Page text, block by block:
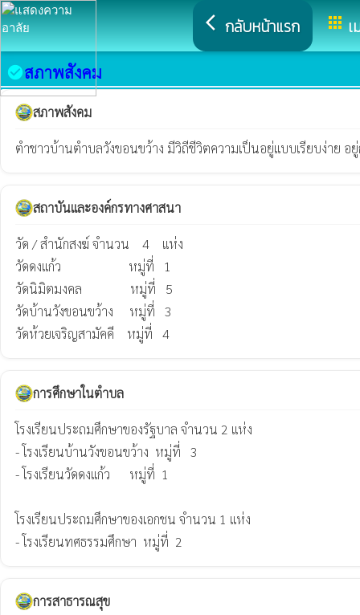
arrow_back_ios กลับหน้าแรก apps
check_circleสภาพสังคม
สภาพสังคม
ตำชาวบ้านตำบลวังขอนขว้าง มีวิถีชีวิตความเป็นอยู่แบบเรียบง่าย
สถาบันและองค์กรทางศาสนา
วัด / สำนักสงฆ์ จำนวน    4    แห่ง
วัดดงแก้ว                     หมู่ที่   1
วัดนิมิตมงคล               หมู่ที่   5
วัดบ้านวังขอนขว้าง     หมู่ที่   3
วัดห้วยเจริญสามัคคี    หมู่ที่   4
การศึกษาในตำบล
โรงเรียนประถมศึกษาของรัฐบาล จำนวน 2 แห่ง
- โรงเรียนบ้านวังขอนขว้าง  หมู่ที่   3
- โรงเรียนวัดดงแก้ว      หมู่ที่  1
โรงเรียนประถมศึกษาของเอกชน จำนวน 1 แห่ง
- โรงเรียนทศธรรมศึกษา  หมู่ที่  2
การสาธารณสุข